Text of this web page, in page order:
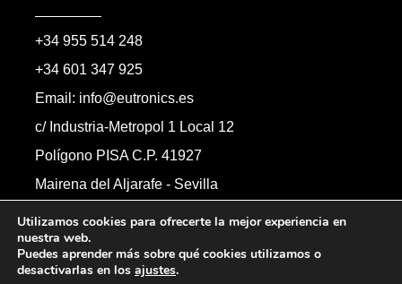
+34 955 514 248
+34 601 347 925
Email: info@eutronics.es
c/ Industria-Metropol 1 Local 12
Polígono PISA C.P. 41927
Mairena del Aljarafe - Sevilla
Formulario de contacto
Utilizamos cookies para ofrecerte la mejor experiencia en
nuestra web.
Puedes aprender más sobre qué cookies utilizamos o
desactivarlas en los ajustes.